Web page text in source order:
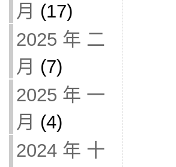
月 (17)
2025 年 二
月 (7)
2025 年 一
月 (4)
2024 年 十